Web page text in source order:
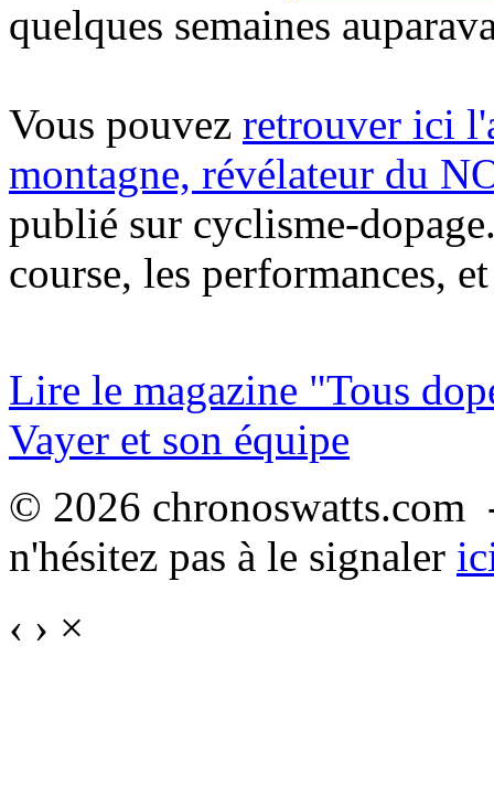
quelques semaines
Vous pouvez retrouver ici
montagne, révélateur du
publié sur cyclisme-
course, les performances,
Lire le magazine "Tous
Vayer et son équipe
© 2026
n'hésitez pas à le signaler
‹ › ×